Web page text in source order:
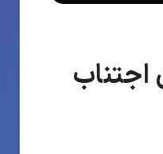
اجتناب